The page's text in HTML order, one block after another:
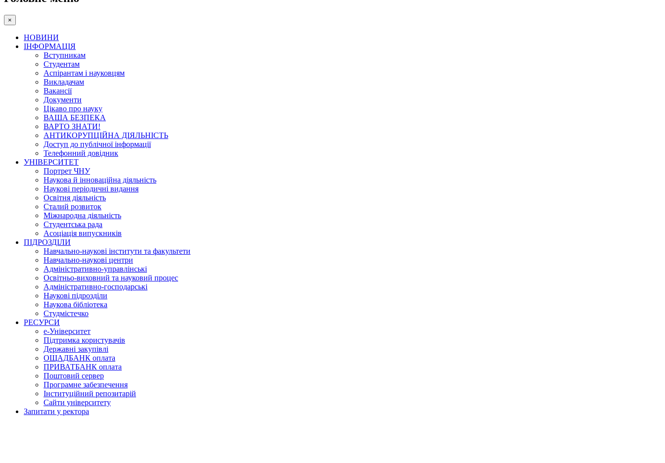
×
НОВИНИ
ІНФОРМАЦІЯ
Вступникам
Студентам
Аспірантам і науковцям
Викладачам
Вакансії
Документи
Цікаво про науку
ВАША БЕЗПЕКА
ВАРТО ЗНАТИ!
АНТИКОРУПЦІЙНА ДІЯЛЬНІСТЬ
Доступ до публічної інформації
Телефонний довідник
УНІВЕРСИТЕТ
Портрет ЧНУ
Наукова й інноваційна діяльність
Наукові періодичні видання
Освітня діяльність
Сталий розвиток
Міжнародна діяльність
Студентська рада
Асоціація випускників
ПІДРОЗДІЛИ
Навчально-наукові інститути та факультети
Навчально-наукові центри
Адміністративно-управлінські
Освітньо-виховний та науковий процес
Адміністративно-господарські
Наукові підрозділи
Наукова бібліотека
Студмістечко
РЕСУРСИ
е-Університет
Підтримка користувачів
Державні закупівлі
ОЩАДБАНК оплата
ПРИВАТБАНК оплата
Поштовий сервер
Програмне забезпечення
Інституційний репозитарій
Сайти університету
Запитати у ректора